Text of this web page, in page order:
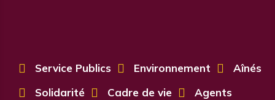
 Service Publics  Environnement  Aînés
 Solidarité  Cadre de vie  Agents